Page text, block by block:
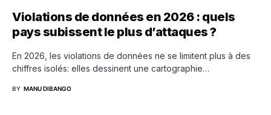
Violations de données en 2026 : quels
pays subissent le plus d’attaques ?
En 2026, les violations de données ne se limitent plus à des
chiffres isolés: elles dessinent une cartographie…
BY MANU DIBANGO